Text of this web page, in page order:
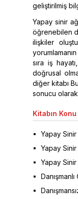
geliştirilmiş
Yapay sinir
öğrenebilen
ilişkiler
sıra iş
doğrusal
diğer kitabı
sonucu
Kitabın Konu
Yapay Sinir
Yapay Sinir
Yapay Sinir